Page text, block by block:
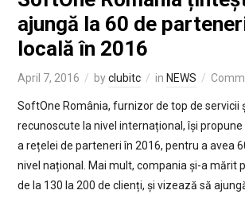
ajungă la 60 de
locală în 2016
April 7, 2016 byclubitc in NEWS
SoftOne România, furnizor de top de servicii
recunoscute la nivel internațional, își propune
a rețelei de parteneri în 2016, pentru a avea
nivel național. Mai mult, compania și-a mărit
de la 130 la 200 de clienți, și vizează să